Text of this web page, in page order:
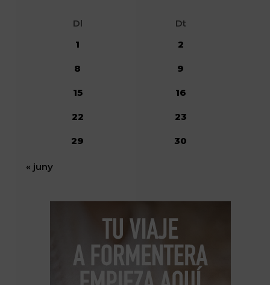
Dl
Dt
1
2
8 9
15 16
22 23
29 30
« juny